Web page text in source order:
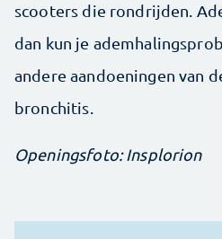
scooters die rondrijden.
dan kun je
andere aandoeningen van
bronchitis.
Openingsfoto: Insplorion